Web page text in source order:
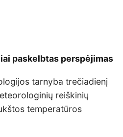
paskelbtas perspėjimas
tarnyba trečiadienį
reiškinių
temperatūros